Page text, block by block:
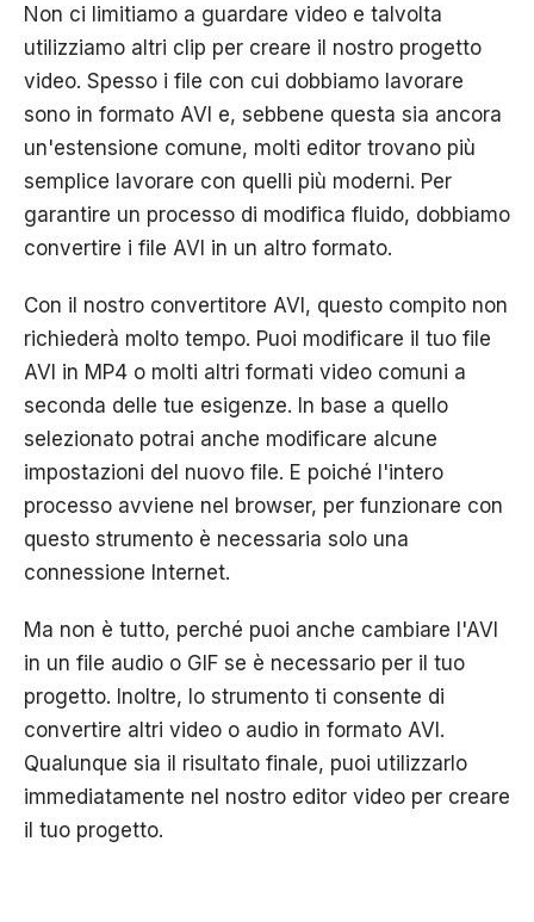
Non ci limitiamo a guardare video e talvolta
utilizziamo altri clip per creare il nostro progetto
video. Spesso i file con cui dobbiamo lavorare
sono in formato AVI e, sebbene questa sia ancora
un'estensione comune, molti editor trovano più
semplice lavorare con quelli più moderni. Per
garantire un processo di modifica fluido, dobbiamo
convertire i file AVI in un altro formato.
Con il nostro convertitore AVI, questo compito non
richiederà molto tempo. Puoi modificare il tuo file
AVI in MP4 o molti altri formati video comuni a
seconda delle tue esigenze. In base a quello
selezionato potrai anche modificare alcune
impostazioni del nuovo file. E poiché l'intero
processo avviene nel browser, per funzionare con
questo strumento è necessaria solo una
connessione Internet.
Ma non è tutto, perché puoi anche cambiare l'AVI
in un file audio o GIF se è necessario per il tuo
progetto. Inoltre, lo strumento ti consente di
convertire altri video o audio in formato AVI.
Qualunque sia il risultato finale, puoi utilizzarlo
immediatamente nel nostro editor video per creare
il tuo progetto.